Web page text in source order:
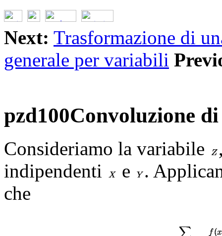
Next: Trasformazione di
generale per variabili
pzd100Convoluzione
Consideriamo la variabile
indipendenti
e
.
che